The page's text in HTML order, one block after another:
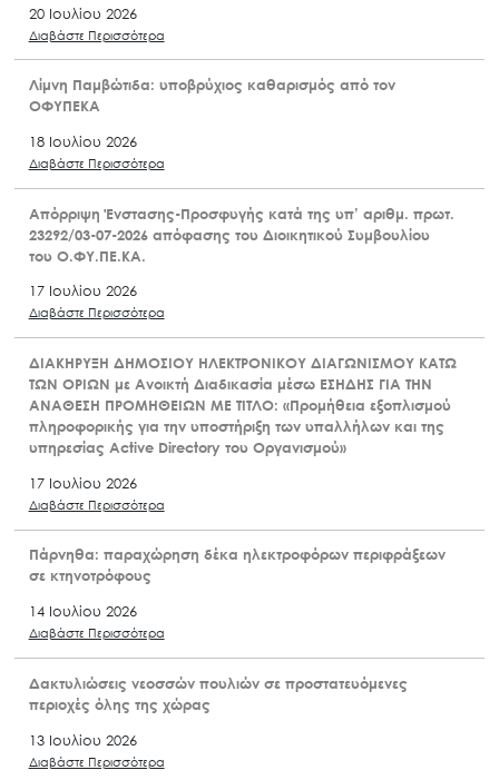
20 Ιουλίου 2026
Διαβάστε Περισσότερα
Λίμνη Παμβώτιδα: υποβρύχιος καθαρισμός από τον
ΟΦΥΠΕΚΑ
18 Ιουλίου 2026
Διαβάστε Περισσότερα
Απόρριψη Ένστασης-Προσφυγής κατά της υπ’ αριθμ. πρωτ.
23292/03-07-2026 απόφασης του Διοικητικού Συμβουλίου
του Ο.ΦΥ.ΠΕ.ΚΑ.
17 Ιουλίου 2026
Διαβάστε Περισσότερα
ΔΙΑΚΗΡΥΞΗ ΔΗΜΟΣΙΟΥ ΗΛΕΚΤΡΟΝΙΚΟΥ ΔΙΑΓΩΝΙΣΜΟΥ ΚΑΤΩ
ΤΩΝ ΟΡΙΩΝ με Ανοικτή Διαδικασία μέσω ΕΣΗΔΗΣ ΓΙΑ ΤΗΝ
ΑΝΑΘΕΣΗ ΠΡΟΜΗΘΕΙΩΝ ΜΕ ΤΙΤΛΟ: «Προμήθεια εξοπλισμού
πληροφορικής για την υποστήριξη των υπαλλήλων και της
υπηρεσίας Active Directory του Οργανισμού»
17 Ιουλίου 2026
Διαβάστε Περισσότερα
Πάρνηθα: παραχώρηση δέκα ηλεκτροφόρων περιφράξεων
σε κτηνοτρόφους
14 Ιουλίου 2026
Διαβάστε Περισσότερα
Δακτυλιώσεις νεοσσών πουλιών σε προστατευόμενες
περιοχές όλης της χώρας
13 Ιουλίου 2026
Διαβάστε Περισσότερα